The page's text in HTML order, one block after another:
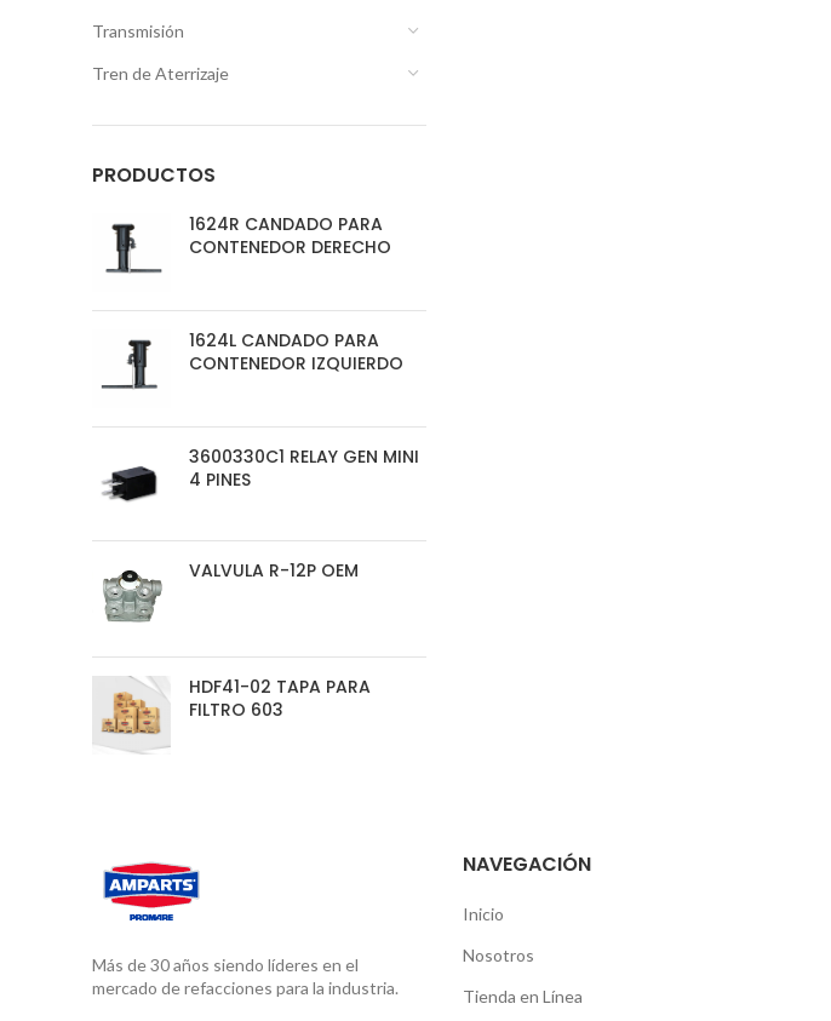
Transmisión
Tren de Aterrizaje
PRODUCTOS
1624R CANDADO PARA
CONTENEDOR DERECHO
1624L CANDADO PARA
CONTENEDOR IZQUIERDO
3600330C1 RELAY GEN MINI
4 PINES
VALVULA R-12P OEM
HDF41-02 TAPA PARA
FILTRO 603
Más de 30 años siendo líderes en el
mercado de refacciones para la industria.
NAVEGACIÓN
Inicio
Nosotros
Tienda en Línea